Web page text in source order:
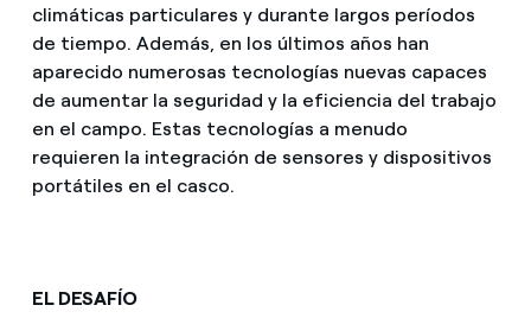
climáticas particulares y durante largos períodos
de tiempo. Además, en los últimos años han
aparecido numerosas tecnologías nuevas capaces
de aumentar la seguridad y la eficiencia del trabajo
en el campo. Estas tecnologías a menudo
requieren la integración de sensores y dispositivos
portátiles en el casco.
EL DESAFÍO